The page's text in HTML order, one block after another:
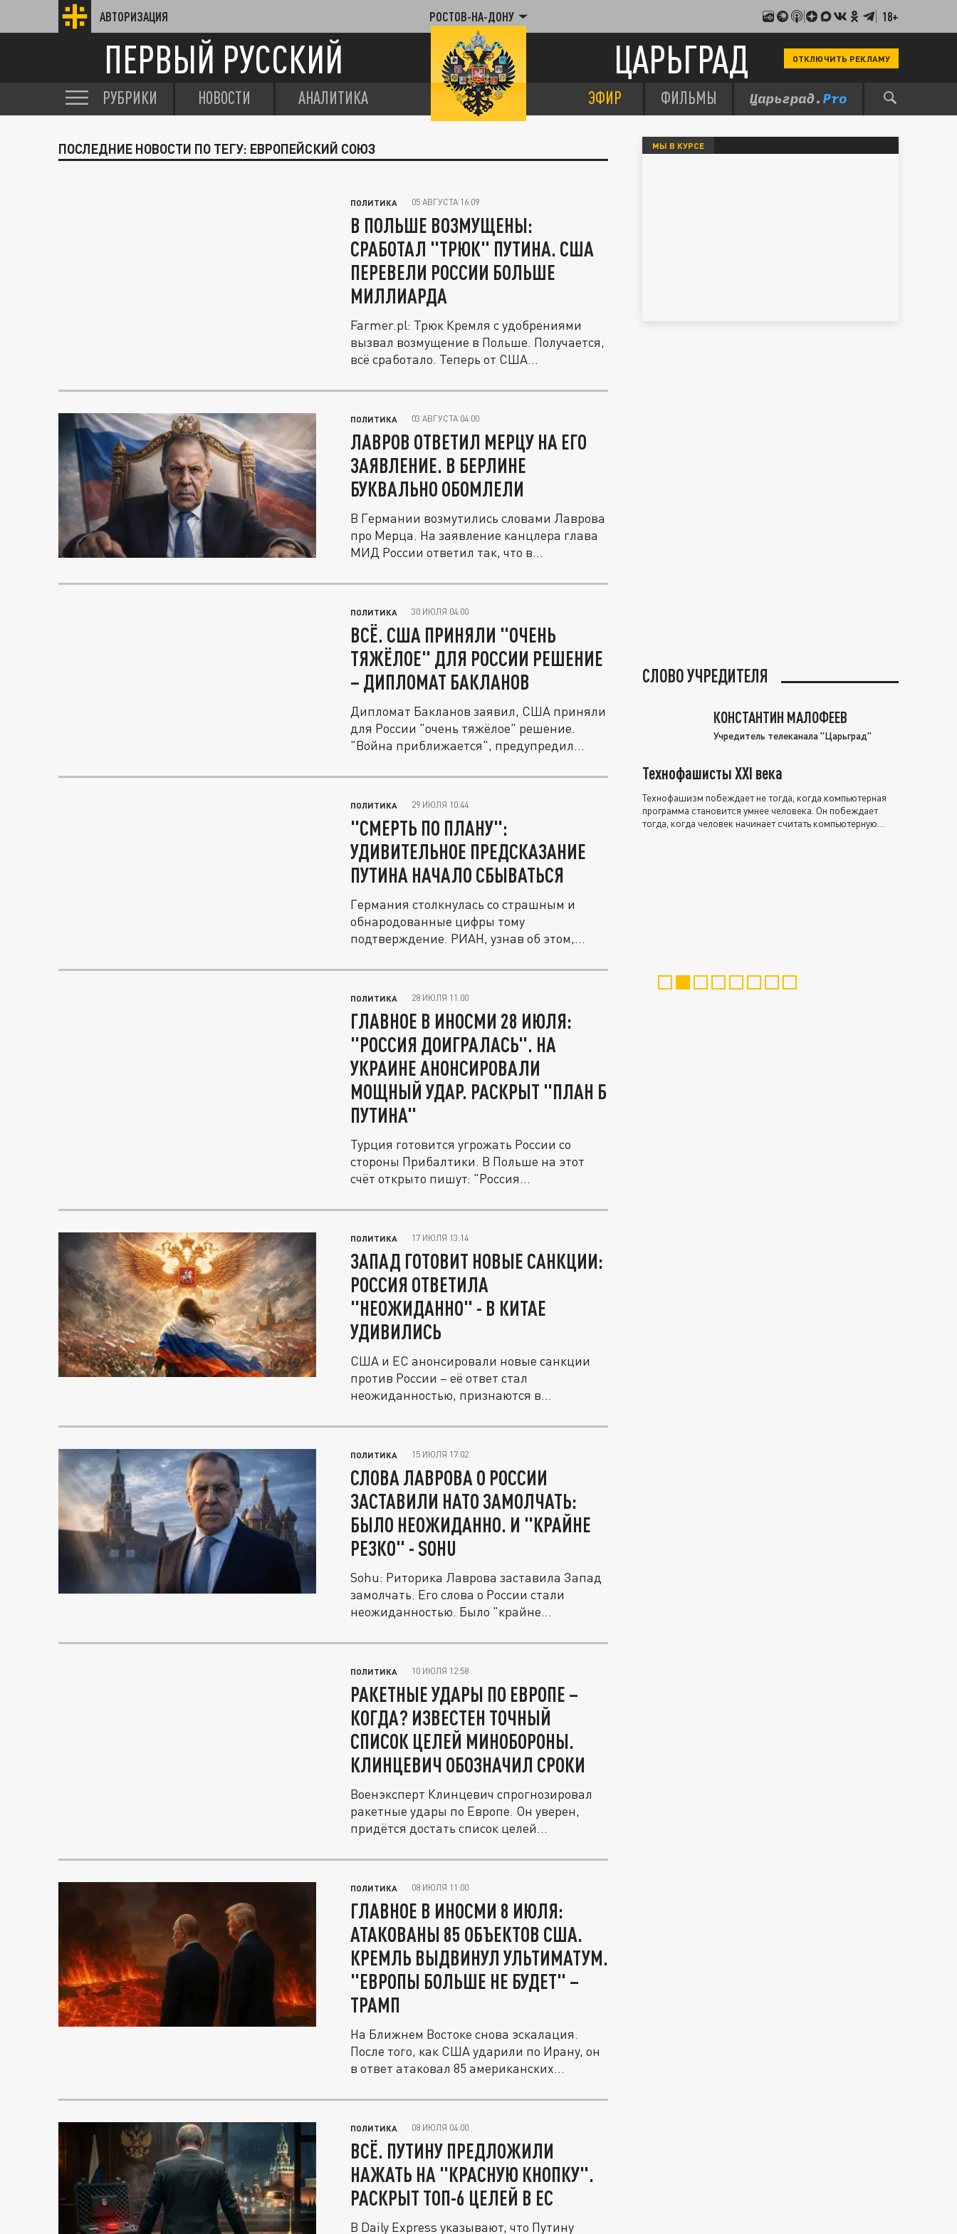
АВТОРИЗАЦИЯ РОСТОВ-НА-ДОНУ 18+
ПЕРВЫЙ РУССКИЙ ЦАРЬГРАД ОТКЛЮЧИТЬ РЕКЛАМУ
РУБРИКИ НОВОСТИ АНАЛИТИКА ЭФИР ФИЛЬМЫ
ПОСЛЕДНИЕ НОВОСТИ ПО ТЕГУ: ЕВРОПЕЙСКИЙ СОЮЗ
ПОЛИТИКА 05 АВГУСТА 16:09
В ПОЛЬШЕ ВОЗМУЩЕНЫ:
СРАБОТАЛ "ТРЮК" ПУТИНА. США
ПЕРЕВЕЛИ РОССИИ БОЛЬШЕ
МИЛЛИАРДА
Farmer.pl: Трюк Кремля с удобрениями
вызвал возмущение в Польше. Получается,
всё сработало. Теперь от США...
ПОЛИТИКА 03 АВГУСТА 04:00
ЛАВРОВ ОТВЕТИЛ МЕРЦУ НА ЕГО
ЗАЯВЛЕНИЕ. В БЕРЛИНЕ
БУКВАЛЬНО ОБОМЛЕЛИ
В Германии возмутились словами Лаврова
про Мерца. На заявление канцлера глава
МИД России ответил так, что в...
ПОЛИТИКА 30 ИЮЛЯ 04:00
ВСЁ. США ПРИНЯЛИ "ОЧЕНЬ
ТЯЖЁЛОЕ" ДЛЯ РОССИИ РЕШЕНИЕ
– ДИПЛОМАТ БАКЛАНОВ
Дипломат Бакланов заявил, США приняли
для России "очень тяжёлое" решение.
"Война приближается", предупредил...
ПОЛИТИКА 29 ИЮЛЯ 10:44
"СМЕРТЬ ПО ПЛАНУ":
УДИВИТЕЛЬНОЕ ПРЕДСКАЗАНИЕ
ПУТИНА НАЧАЛО СБЫВАТЬСЯ
Германия столкнулась со страшным и
обнародованные цифры тому
подтверждение. РИАН, узнав об этом,
ПОЛИТИКА 28 ИЮЛЯ 11:00
ГЛАВНОЕ В ИНОСМИ 28 ИЮЛЯ:
"РОССИЯ ДОИГРАЛАСЬ". НА
УКРАИНЕ АНОНСИРОВАЛИ
МОЩНЫЙ УДАР. РАСКРЫТ "ПЛАН Б
ПУТИНА"
Турция готовится угрожать России со
стороны Прибалтики. В Польше на этот
счёт открыто пишут: "Россия...
ПОЛИТИКА 17 ИЮЛЯ 13:14
ЗАПАД ГОТОВИТ НОВЫЕ САНКЦИИ:
РОССИЯ ОТВЕТИЛА
"НЕОЖИДАННО" - В КИТАЕ
УДИВИЛИСЬ
США и ЕС анонсировали новые санкции
против России – её ответ стал
неожиданностью, признаются в
ПОЛИТИКА 15 ИЮЛЯ 17:02
СЛОВА ЛАВРОВА О РОССИИ
ЗАСТАВИЛИ НАТО ЗАМОЛЧАТЬ:
БЫЛО НЕОЖИДАННО. И "КРАЙНЕ
РЕЗКО" - SOHU
Sohu: Риторика Лаврова заставила Запад
замолчать. Его слова о России стали
неожиданностью. Было "крайне...
ПОЛИТИКА 10 ИЮЛЯ 12:58
РАКЕТНЫЕ УДАРЫ ПО ЕВРОПЕ –
КОГДА? ИЗВЕСТЕН ТОЧНЫЙ
СПИСОК ЦЕЛЕЙ МИНОБОРОНЫ.
КЛИНЦЕВИЧ ОБОЗНАЧИЛ СРОКИ
Военэксперт Клинцевич спрогнозировал
ракетные удары по Европе. Он уверен,
придётся достать список целей...
ПОЛИТИКА 08 ИЮЛЯ 11:00
ГЛАВНОЕ В ИНОСМИ 8 ИЮЛЯ:
АТАКОВАНЫ 85 ОБЪЕКТОВ США.
КРЕМЛЬ ВЫДВИНУЛ УЛЬТИМАТУМ.
"ЕВРОПЫ БОЛЬШЕ НЕ БУДЕТ" –
ТРАМП
На Ближнем Востоке снова эскалация.
После того, как США ударили по Ирану, он
в ответ атаковал 85 американских...
ПОЛИТИКА 08 ИЮЛЯ 04:00
ВСЁ. ПУТИНУ ПРЕДЛОЖИЛИ
НАЖАТЬ НА "КРАСНУЮ КНОПКУ".
РАСКРЫТ ТОП-6 ЦЕЛЕЙ В ЕС
В Daily Express указывают, что Путину
МЫ В КУРСЕ
СЛОВО УЧРЕДИТЕЛЯ
КОНСТАНТИН МАЛОФЕЕВ
Учредитель телеканала "Царьград"
Технофашисты XXI века
Технофашизм побеждает не тогда, когда компьютерная
программа становится умнее человека. Он побеждает
тогда, когда человек начинает считать компьютерную